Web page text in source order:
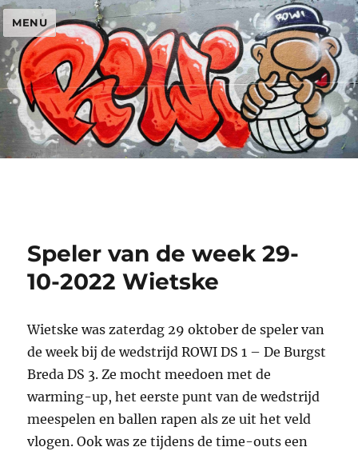
MENU
Speler van de week 29-
10-2022 Wietske
Wietske was zaterdag 29 oktober de speler van
de week bij de wedstrijd ROWI DS 1 – De Burgst
Breda DS 3. Ze mocht meedoen met de
warming-up, het eerste punt van de wedstrijd
meespelen en ballen rapen als ze uit het veld
vlogen. Ook was ze tijdens de time-outs een